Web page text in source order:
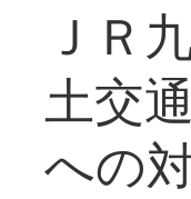
ＪＲ
土交
への